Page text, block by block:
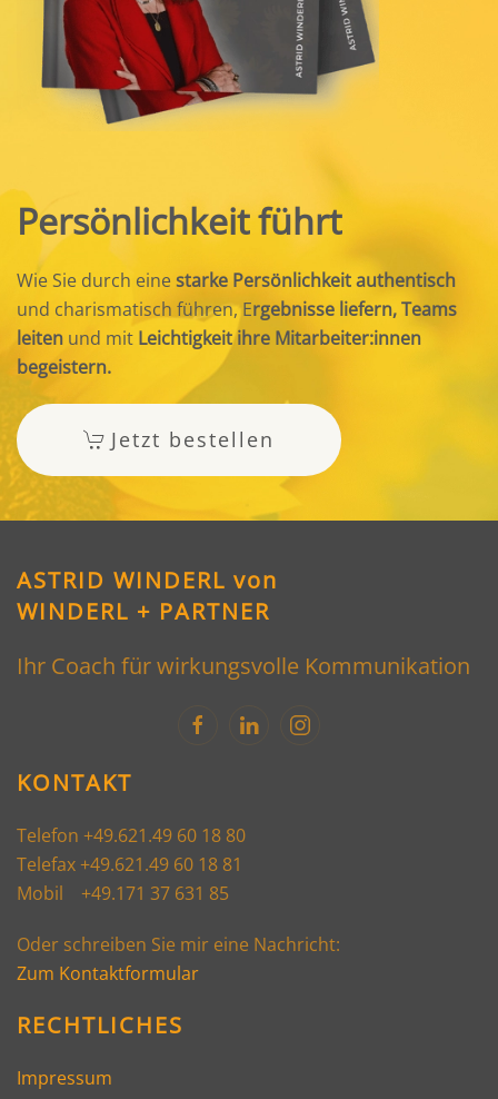
Persönlichkeit führt
Wie Sie durch einestarke Persönlichkeit authentisch
und charismatisch führen, Ergebnisse liefern, Teams
leiten und mit Leichtigkeit ihre Mitarbeiter:innen
begeistern.
Jetzt bestellen
ASTRID WINDERL von
WINDERL + PARTNER
Ihr Coach für wirkungsvolle Kommunikation
KONTAKT
Telefon +49.621.49 60 18 80
Telefax +49.621.49 60 18 81
Mobil +49.171 37 631 85
Oder schreiben Sie mir eine Nachricht:
Zum Kontaktformular
RECHTLICHES
Impressum